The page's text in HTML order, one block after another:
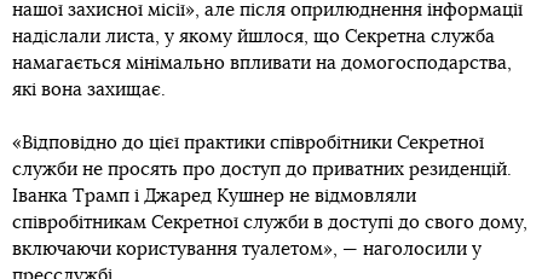
нашої захисної місії», але після оприлюднення інформації
надіслали листа, у якому йшлося, що Секретна служба
намагається мінімально впливати на домогосподарства,
які вона захищає.
«Відповідно до цієї практики співробітники Секретної
служби не просять про доступ до приватних резиденцій.
Іванка Трамп і Джаред Кушнер не відмовляли
співробітникам Секретної служби в доступі до свого дому,
включаючи користування туалетом», — наголосили у